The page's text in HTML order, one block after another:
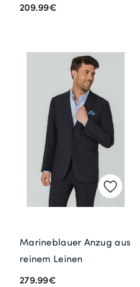
209.99€
Marineblauer Anzug aus
reinem Leinen
279.99€